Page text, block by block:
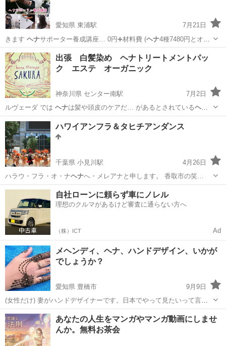
愛知県 東浦駅
7月21日
きます ヘナサポーター養成講座… 0円➕材料費 (ヘナ4種7480円とオ…
してやりたい ★ヘナのことを詳しく知り… たい ★ヘナの材料を安く
買いた… に導入したい ★ ヘナを販売したい ★… いろんな事が...
愛知 知多郡 東浦駅 エステ ヘナ
出張 白髪染め ヘナトリートメントパッ
ク エステ オーガニック
神奈川県 センター南駅
7月2日
ルヴェーダ では ヘナは髪や頭皮のケアだ… があるとされているヘ
ナ。 白髪にはもちろ… SAKURAは出張ヘナセラピーのお店です… ヘ
ッドマッサージ& ヘナ 施術時間 60… は 天然１００％の ヘナを使用し
ています。…
神奈川 横浜市 センター南駅 ヘッドスパ ヘナ
ハワイアンフラ＆タヒチアンダンス
千葉県 小見川駅
4月26日
ハラウ・フラ・オ・ナヘナへ・メレアナと申します。 香取市の笑…
千葉 香取市 小見川駅 フラダンス フラ
自社ローンに頼らず車にノレル
理想のクルマがあるけど審査に通らない方へ
（株）ICT Ad
メヘンディ、ヘナ、ハンドデザイン、いかが
でしょうか？
愛知県 豊橋市
9月9日
(女性だけ) 妻がハンドデザイナーです。日本でやって見たいって言わ
れて、ここで初めてアップしました。 デザインによって時間が違いま
すが30分ぐらいかかります。 赤色になります。色は3日ぐらいで抜き
ます。 値段は500...
愛知 豊橋市 メイク ハンド
あなたの人生をマンガやマンガ動画にしませ
んか。無料お茶会